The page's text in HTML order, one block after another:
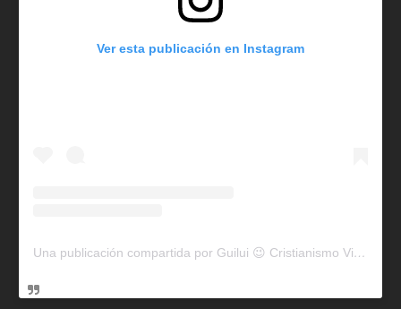
Ver esta publicación en Instagram
Una publicación compartida por Guilui 😉 Cristianismo Viral (@guiluiviral)